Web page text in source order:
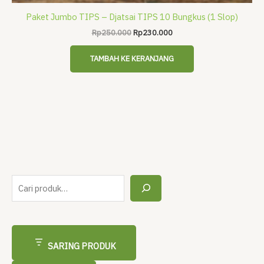
a
SARING PRODUK
Paket Jumbo TIPS – Djatsai TIPS 10 Bungkus (1 Slop)
Rp250.000 Harga
Rp250.000.
Rp230.000Harga
adalah:
Rp230.000.
TAMBAH KE KERANJANG